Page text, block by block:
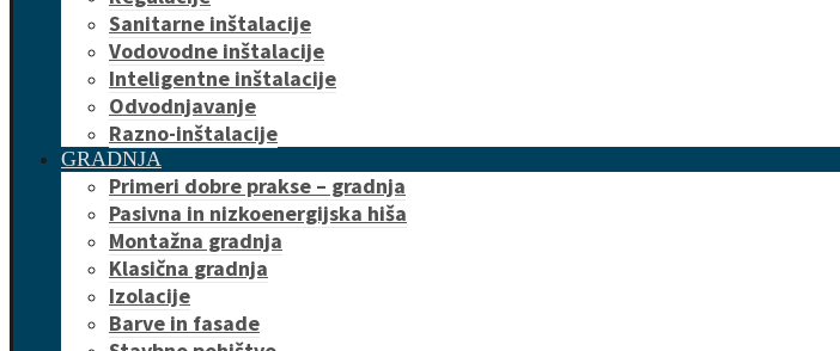
Sanitarne inštalacije
Vodovodne inštalacije
Inteligentne inštalacije
Odvodnjavanje
Razno-inštalacije
GRADNJA
Primeri dobre prakse – gradnja
Pasivna in nizkoenergijska hiša
Montažna gradnja
Klasična gradnja
Izolacije
Barve in fasade